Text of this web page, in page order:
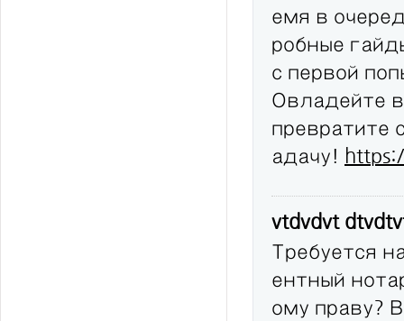
емя в
робные
с первой
Овладейте
превратите
адачу!
vtdvdvt
Требуется
ентный
ому праву?